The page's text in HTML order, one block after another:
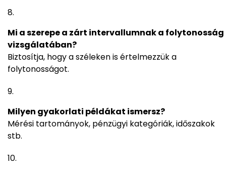
Mi a szerepe a zárt intervallumnak a folytonosság
vizsgálatában?
Biztosítja, hogy a széleken is értelmezzük a
folytonosságot.
Milyen gyakorlati példákat ismersz?
Mérési tartományok, pénzügyi kategóriák, időszakok
stb.